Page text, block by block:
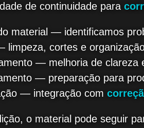
de continuidade para
material — identificamos
limpeza, cortes e
— melhoria de clareza
— preparação para
— integração com
o material pode seguir